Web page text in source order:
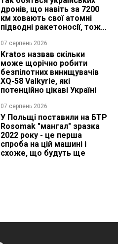
дронів, що навіть за 7200
км ховають свої атомні
підводні ракетоносії, тож
07 серпень 2026
Kratos назвав скільки
може щорічно робити
безпілотних винищувачів
XQ-58 Valkyrie, які
потенційно цікаві Україні
07 серпень 2026
У Польщі поставили на БТР
Rosomak "мангал" зразка
2022 року - це перша
спроба на цій машині і
схоже, що будуть ще